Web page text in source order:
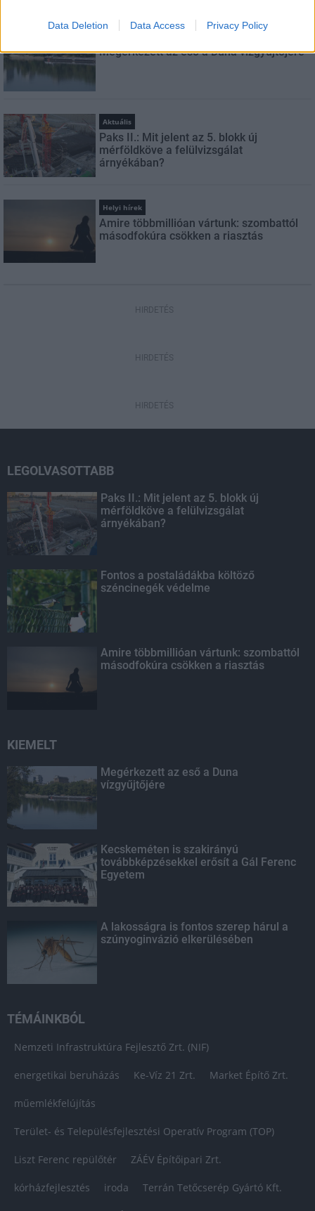
Data Deletion Data Access Privacy Policy
Megérkezett az eső a Duna vízgyűjtőjére
Aktuális
Paks II.: Mit jelent az 5. blokk új
mérföldköve a felülvizsgálat
árnyékában?
Helyi hírek
Amire többmillióan vártunk: szombattól
másodfokúra csökken a riasztás
HIRDETÉS
HIRDETÉS
HIRDETÉS
LEGOLVASOTTABB
Paks II.: Mit jelent az 5. blokk új
mérföldköve a felülvizsgálat
árnyékában?
Fontos a postaládákba költöző
széncinegék védelme
Amire többmillióan vártunk: szombattól
másodfokúra csökken a riasztás
KIEMELT
Megérkezett az eső a Duna
vízgyűjtőjére
Kecskeméten is szakirányú
továbbképzésekkel erősít a Gál Ferenc
Egyetem
A lakosságra is fontos szerep hárul a
szúnyoginvázió elkerülésében
TÉMÁINKBÓL
Nemzeti Infrastruktúra Fejlesztő Zrt. (NIF)
energetikai beruházás Ke-Víz 21 Zrt. Market Építő Zrt.
műemlékfelújítás
Terület- és Településfejlesztési Operatív Program (TOP)
Liszt Ferenc repülőtér ZÁÉV Építőipari Zrt.
kórházfejlesztés iroda Terrán Tetőcserép Gyártó Kft.